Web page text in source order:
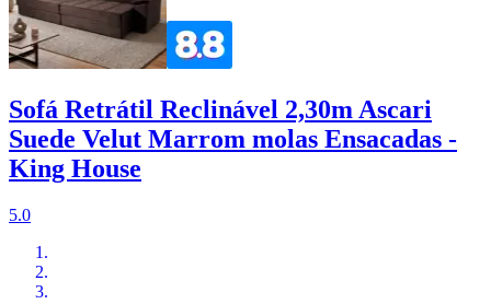
Sofá Retrátil Reclinável 2,30m Ascari
Suede Velut Marrom molas Ensacadas -
King House
5.0